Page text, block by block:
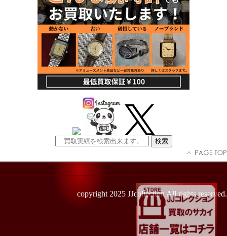
copyright 2025 JJcollection All rights reserved.